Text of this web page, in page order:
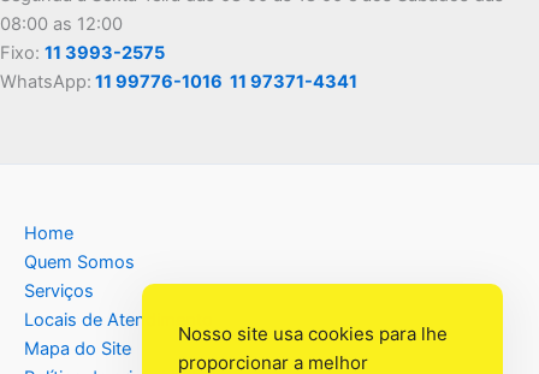
08:00 as 12:00
Fixo: 11 3993-2575
WhatsApp: 11 99776-1016 11 97371-4341
Home
Quem Somos
Serviços
Locais de Atendimento
Mapa do Site
Nosso site usa cookies para lhe
proporcionar a melhor